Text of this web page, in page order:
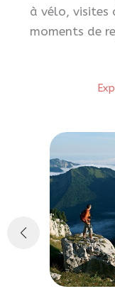
à vélo, visites
moments de